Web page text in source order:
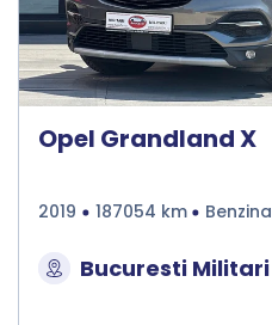
Opel Grandland X
2019 187054 km Benzina
Bucuresti Militari